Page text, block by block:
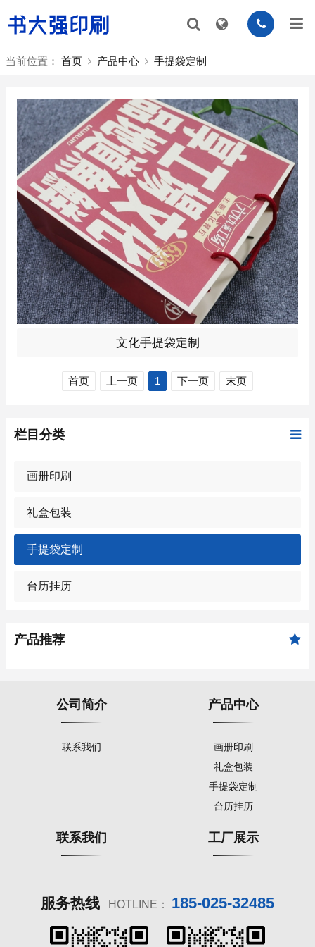
当前位置： 首页 产品中心 手提袋定制
文化手提袋定制
首页 上一页 1 下一页 末页
栏目分类
画册印刷
礼盒包装
手提袋定制
台历挂历
产品推荐
公司简介
联系我们
产品中心
画册印刷
礼盒包装
手提袋定制
台历挂历
联系我们 工厂展示
服务热线 HOTLINE： 185-025-32485